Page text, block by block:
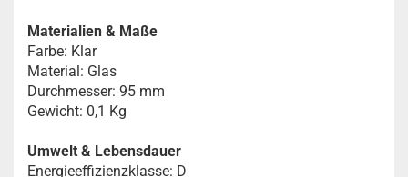
Materialien & Maße
Farbe: Klar
Material: Glas
Durchmesser: 95 mm
Gewicht: 0,1 Kg
Umwelt & Lebensdauer
Energieeffizienzklasse: D